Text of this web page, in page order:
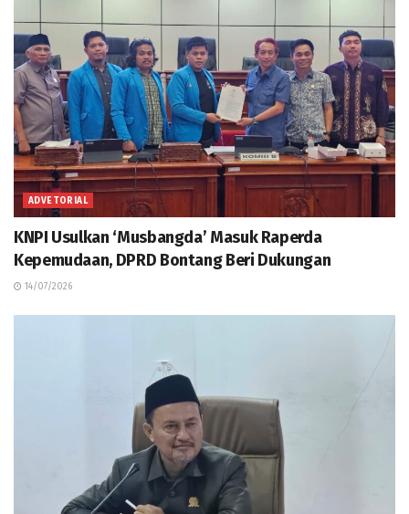
ADVETORIAL
KNPI Usulkan ‘Musbangda’ Masuk Raperda
Kepemudaan, DPRD Bontang Beri Dukungan
14/07/2026